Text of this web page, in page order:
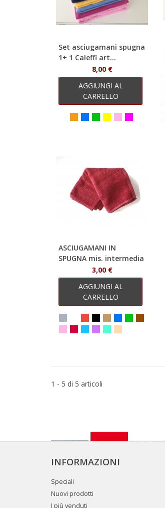
Set asciugamani spugna
1+ 1 Caleffi art...
8,00 €
AGGIUNGI AL
CARRELLO
ASCIUGAMANI IN
SPUGNA mis. intermedia
3,00 €
AGGIUNGI AL
CARRELLO
1 - 5 di 5 articoli
INFORMAZIONI
Speciali
Nuovi prodotti
I più venduti